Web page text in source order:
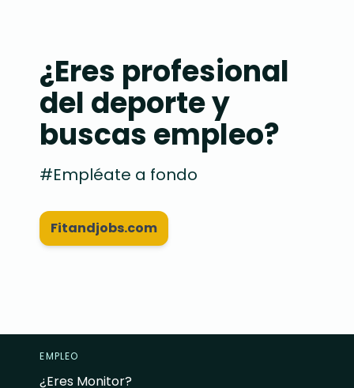
¿Eres profesional
del deporte y
buscas empleo?
#Empléate a fondo
Fitandjobs.com
EMPLEO
¿Eres Monitor?